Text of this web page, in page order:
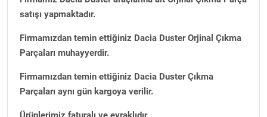
satışı yapmaktadır.
Firmamızdan temin ettiğiniz Dacia Duster Orjinal Çıkma
Parçaları muhayyerdir.
Firmamızdan temin ettiğiniz Dacia Duster Çıkma
Parçaları aynı gün kargoya verilir.